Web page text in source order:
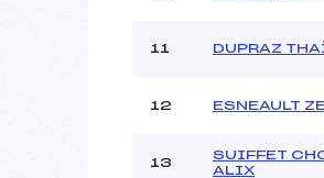
11 DUPRAZ
12 ESNEAULT
13
SUIFFET
ALIX